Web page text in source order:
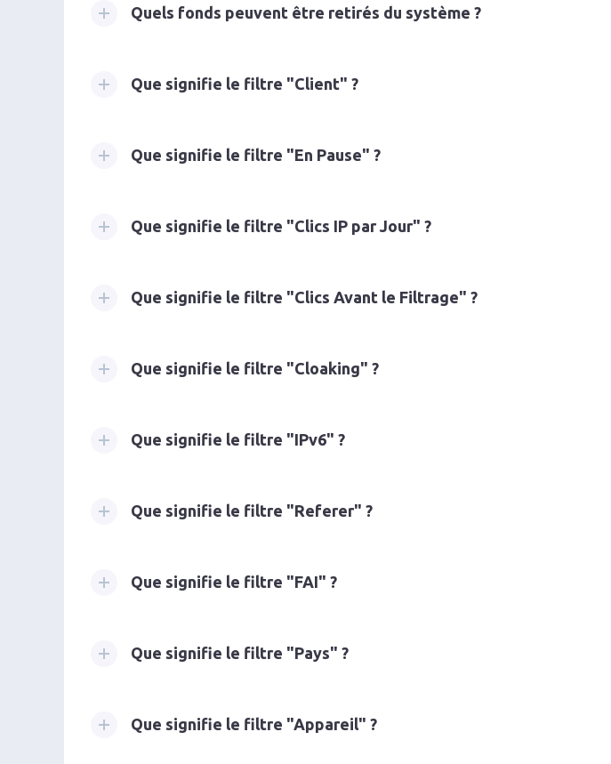
Quels fonds peuvent être retirés du système ?
Que signifie le filtre "Client" ?
Que signifie le filtre "En Pause" ?
Que signifie le filtre "Clics IP par Jour" ?
Que signifie le filtre "Clics Avant le Filtrage" ?
Que signifie le filtre "Cloaking" ?
Que signifie le filtre "IPv6" ?
Que signifie le filtre "Referer" ?
Que signifie le filtre "FAI" ?
Que signifie le filtre "Pays" ?
Que signifie le filtre "Appareil" ?